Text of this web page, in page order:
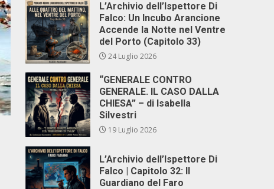
L’Archivio dell’Ispettore Di
Falco: Un Incubo Arancione
Accende la Notte nel Ventre
del Porto (Capitolo 33)
24 Luglio 2026
“GENERALE CONTRO
GENERALE. IL CASO DALLA
CHIESA” – di Isabella
Silvestri
19 Luglio 2026
L’Archivio dell’Ispettore Di
Falco | Capitolo 32: Il
Guardiano del Faro